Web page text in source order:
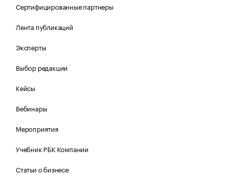
Сертифицированные партнеры
Лента публикаций
Эксперты
Выбор редакции
Кейсы
Вебинары
Мероприятия
Учебник РБК Компании
Статьи о бизнесе